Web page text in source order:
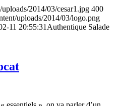
2014/03/cesar1.jpg 400
uploads/2014/03/logo.png
11 20:55:31 Authentique Salade